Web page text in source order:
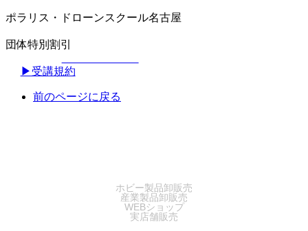
ポラリス・ドローンスクール名古屋
団体特別割引
▶︎受講規約
前のページに戻る
ホビー製品卸販売
産業製品卸販売
WEBショップ
実店舗販売